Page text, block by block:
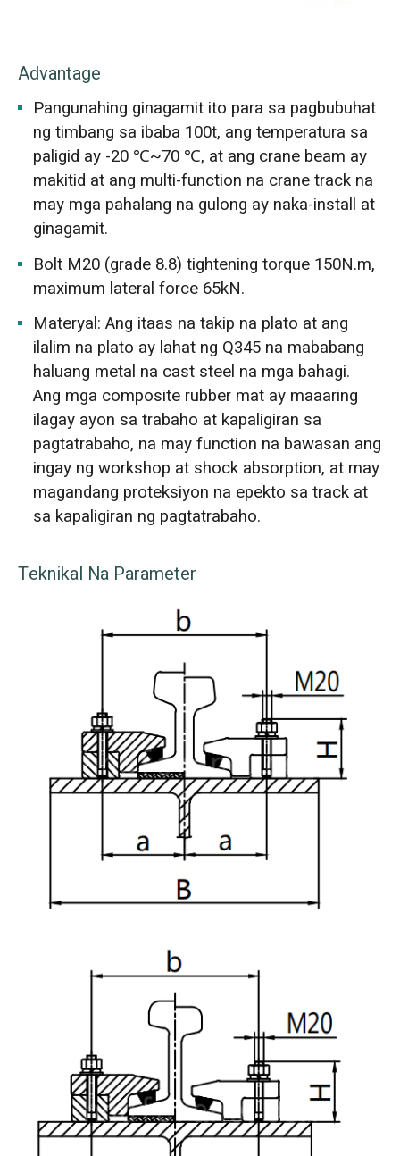
Advantage
Pangunahing ginagamit ito para sa pagbubuhat
ng timbang sa ibaba 100t, ang temperatura sa
paligid ay -20 ℃~70 ℃, at ang crane beam ay
makitid at ang multi-function na crane track na
may mga pahalang na gulong ay naka-install at
ginagamit.
Bolt M20 (grade 8.8) tightening torque 150N.m,
maximum lateral force 65kN.
Materyal: Ang itaas na takip na plato at ang
ilalim na plato ay lahat ng Q345 na mababang
haluang metal na cast steel na mga bahagi.
Ang mga composite rubber mat ay maaaring
ilagay ayon sa trabaho at kapaligiran sa
pagtatrabaho, na may function na bawasan ang
ingay ng workshop at shock absorption, at may
magandang proteksiyon na epekto sa track at
sa kapaligiran ng pagtatrabaho.
Teknikal Na Parameter